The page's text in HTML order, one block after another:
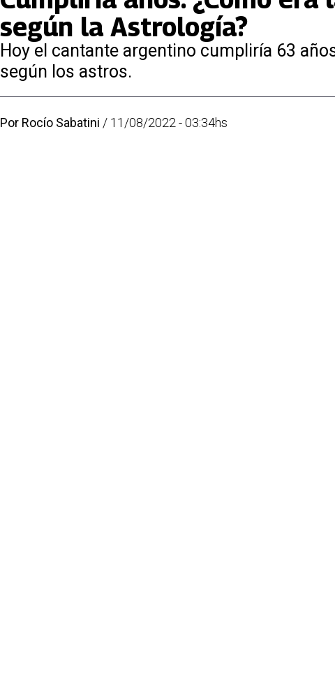
según la Astrología?
Hoy el cantante argentino cumpliría 63
según los astros.
Por Rocío Sabatini / 11/08/2022 - 03:34hs